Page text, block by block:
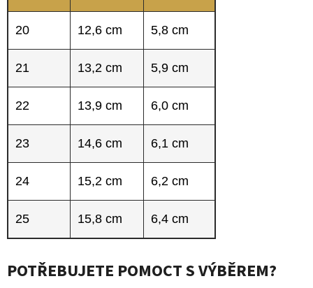
20 12,6 cm 5,8 cm
21 13,2 cm 5,9 cm
22 13,9 cm 6,0 cm
23 14,6 cm 6,1 cm
24 15,2 cm 6,2 cm
25 15,8 cm 6,4 cm
POTŘEBUJETE POMOCT S VÝBĚREM?